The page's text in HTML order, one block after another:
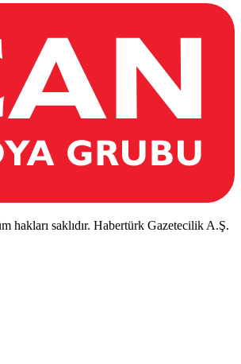
hakları saklıdır. Habertürk Gazetecilik A.Ş.